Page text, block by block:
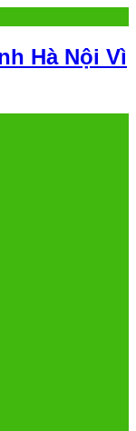
Hà Nội Vì